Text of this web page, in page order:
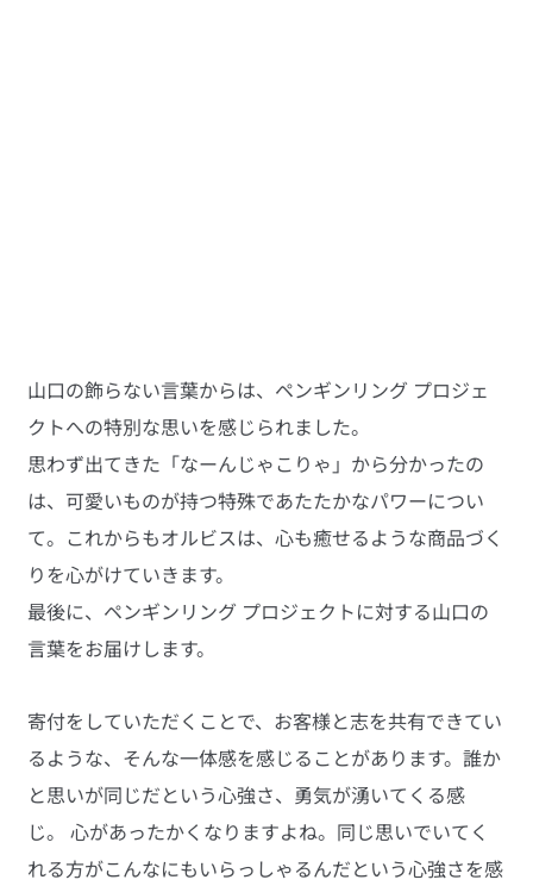
山口の飾らない言葉からは、ペンギンリング プロジェ
クトへの特別な思いを感じられました。
思わず出てきた「なーんじゃこりゃ」から分かったの
は、可愛いものが持つ特殊であたたかなパワーについ
て。これからもオルビスは、心も癒せるような商品づく
りを心がけていきます。
最後に、ペンギンリング プロジェクトに対する山口の
言葉をお届けします。
寄付をしていただくことで、お客様と志を共有できてい
るような、そんな一体感を感じることがあります。誰か
と思いが同じだという心強さ、勇気が湧いてくる感
じ。 心があったかくなりますよね。同じ思いでいてく
れる方がこんなにもいらっしゃるんだという心強さを感